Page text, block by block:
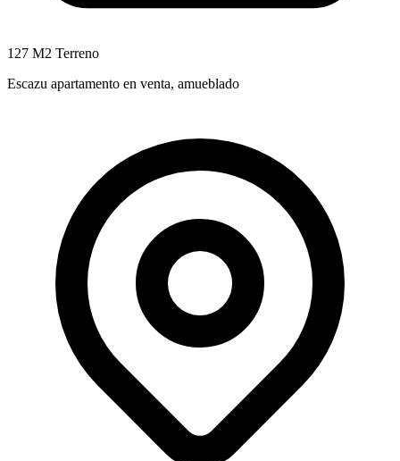
127 M2 Terreno
Escazu apartamento en venta, amueblado